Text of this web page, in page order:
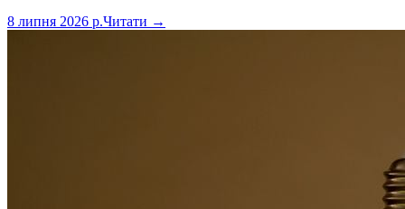
8 липня 2026 р.Читати →